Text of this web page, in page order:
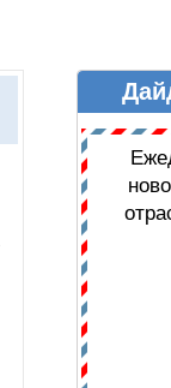
ДАЙДЖЕСТ